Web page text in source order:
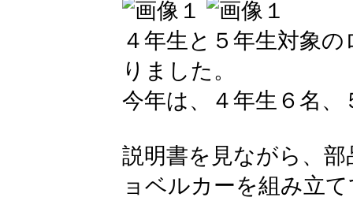
４年生と５年生対象
りました。
今年は、４年生６名
説明書を見ながら、
ョベルカーを組み立